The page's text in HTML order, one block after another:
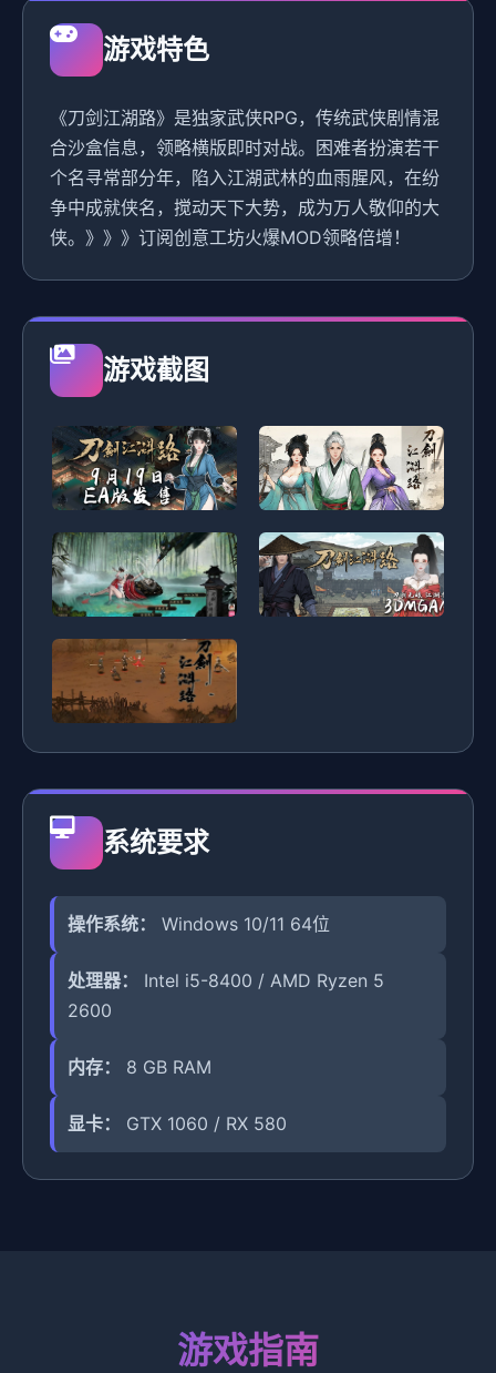
游戏特色
《刀剑江湖路》是独家武侠RPG，传统武侠剧情混
合沙盒信息，领略横版即时对战。困难者扮演若干
个名寻常部分年，陷入江湖武林的血雨腥风，在纷
争中成就侠名，搅动天下大势，成为万人敬仰的大
侠。》》》订阅创意工坊火爆MOD领略倍增！
游戏截图
系统要求
操作系统： Windows 10/11 64位
处理器：
Intel i5-8400 / AMD Ryzen 5
2600
内存： 8 GB RAM
显卡： GTX 1060 / RX 580
游戏指南